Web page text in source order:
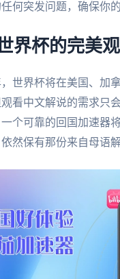
何突发问题，确保你
界杯的完美
世界杯将在美国、加
看中文解说的需求只
个可靠的回国加速器
然保有那份来自母语